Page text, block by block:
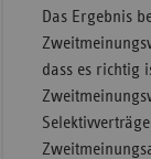
Das Ergebnis
dass es richtig